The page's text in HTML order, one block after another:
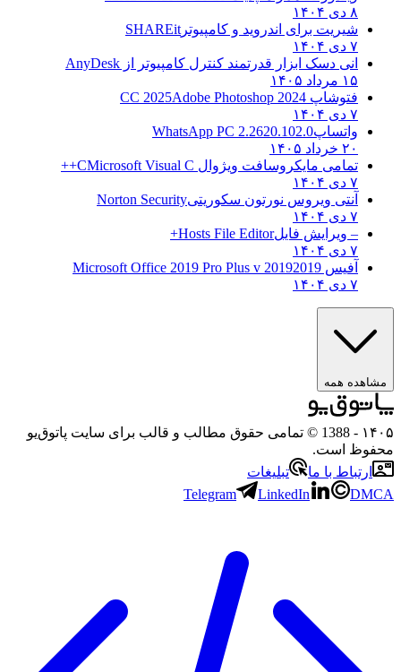
۸ دی ۱۴۰۴
شیریت برای اندروید و کامپیوترSHAREit
۷ دی ۱۴۰۴
انی دسک ابزار قدرتمند کنترل کامپیوتر از AnyDesk
۱۵ مرداد ۱۴۰۵
فتوشاپ CC 2025 Adobe Photoshop 2024
۷ دی ۱۴۰۴
واتساپWhatsApp PC 2.2620.102.0
۲۰ خرداد ۱۴۰۵
تمامی مایکروسافت ویژوال C Microsoft Visual C++
۷ دی ۱۴۰۴
آنتی ویروس نورتون سکوریتیNorton Security
۷ دی ۱۴۰۴
– ویرایش فایلHosts File Editor+
۷ دی ۱۴۰۴
آفیس 2019 2019 Microsoft Office 2019 Pro Plus v
۷ دی ۱۴۰۴
مشاهده همه
۱۴۰۵
- 1388 © تمامی حقوق مطالب و قالب برای سایت پاتوق‌یو
محفوظ است.
ارتباط با ما
تبلیغات
Telegram
LinkedIn DMCA